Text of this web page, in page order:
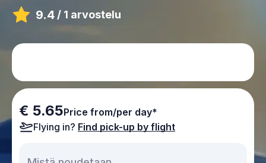
9.4 / 1 arvostelu
€ 5.65Price from/per day*
Flying in? Find pick-up by flight